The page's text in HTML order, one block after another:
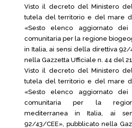
Visto il decreto del Ministero
tutela del territorio e del mare
«Sesto elenco aggiornato
comunitaria per la regione
in Italia, ai sensi della direttiva 92/
nella Gazzetta Ufficiale n. 44 del
Visto il decreto del Ministero
tutela del territorio e del mare
«Sesto elenco aggiornato
comunitaria per la
mediterranea in Italia, ai
92/43/CEE», pubblicato nella